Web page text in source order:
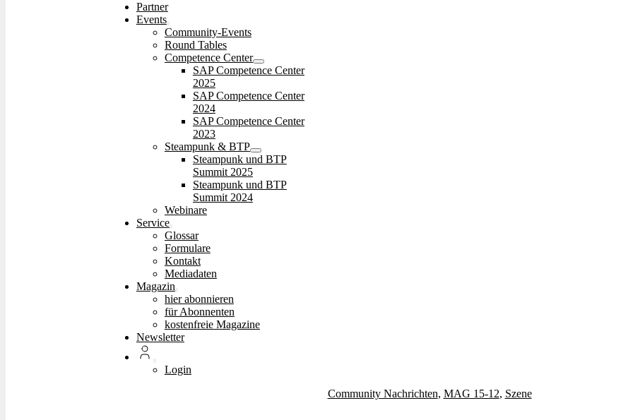
Partner
Events
Community-Events
Round Tables
Competence Center
SAP Competence Center
2025
SAP Competence Center
2024
SAP Competence Center
2023
Steampunk & BTP
Steampunk und BTP
Summit 2025
Steampunk und BTP
Summit 2024
Webinare
Service
Glossar
Formulare
Kontakt
Mediadaten
Magazin
hier abonnieren
für Abonnenten
kostenfreie Magazine
Newsletter
Login
Community Nachrichten, MAG 15-12, Szene